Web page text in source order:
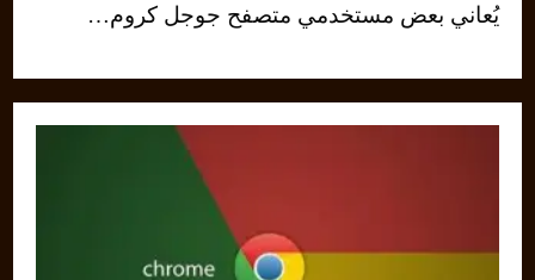
يُعاني بعض مستخدمي متصفح جوجل كروم…